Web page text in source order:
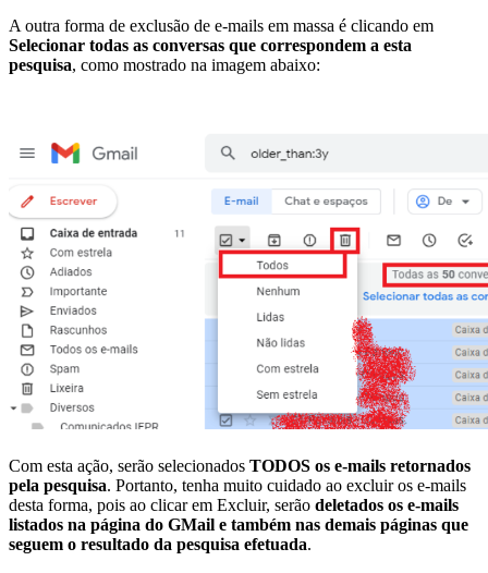
A outra forma de exclusão de e-mails em massa é clicando em
Selecionar todas as conversas que correspondem a esta
pesquisa, como mostrado na imagem abaixo:
Com esta ação, serão selecionados TODOS os e-mails retornados
pela pesquisa. Portanto, tenha muito cuidado ao excluir os e-mails
desta forma, pois ao clicar em Excluir, serão deletados os e-mails
listados na página do GMail e também nas demais páginas que
seguem o resultado da pesquisa efetuada.